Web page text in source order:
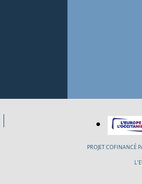
PROJET COFINANCÉ